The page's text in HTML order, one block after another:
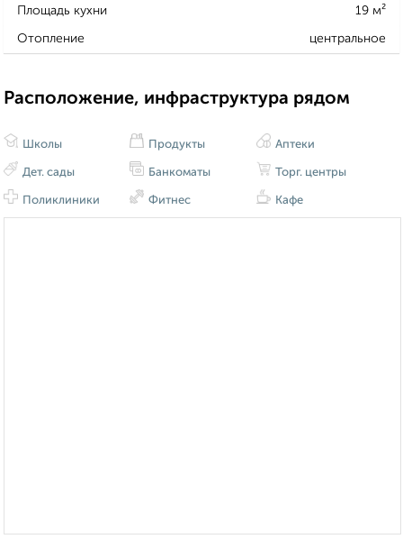
Площадь кухни 19 м²
Отопление центральное
Расположение, инфраструктура рядом
Школы
Дет. сады
Поликлиники
Продукты
Банкоматы
Фитнес
Аптеки
Торг. центры
Кафе